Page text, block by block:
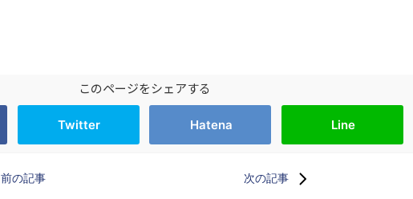
このページをシェアする
Twitter Hatena Line
前の記事 次の記事